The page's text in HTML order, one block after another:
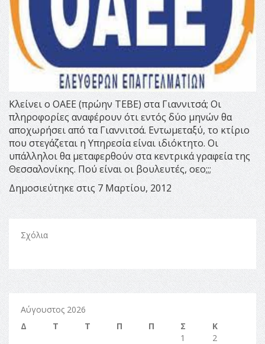
Κλείνει ο ΟΑΕΕ (πρώην ΤΕΒΕ) στα Γιαννιτσά; Οι
πληροφορίες αναφέρουν ότι εντός δύο μηνών θα
αποχωρήσει από τα Γιαννιτσά. Εντωμεταξύ, το κτίριο
που στεγάζεται η Υπηρεσία είναι ιδιόκτητο. Οι
υπάλληλοι θα μεταφερθούν στα κεντρικά γραφεία της
Θεσσαλονίκης. Πού είναι οι βουλευτές, οεο;;;
Δημοσιεύτηκε στις 7 Μαρτίου, 2012
Σχόλια
Αύγουστος 2026
Δ
Τ Τ Π Π Σ
Κ
1
2